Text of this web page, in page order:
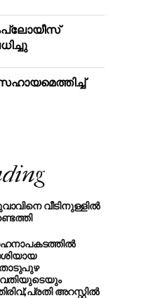
വീടിനുള്ളിൽ
അറസ്റ്റില്‍